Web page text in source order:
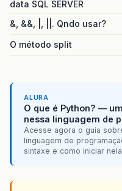
data SQL SERVER
&, &&, |, ||. Qndo usar?
O método split
ALURA
O que é Python? —
nessa linguagem de
Acesse agora o guia
linguagem de
sintaxe e como iniciar